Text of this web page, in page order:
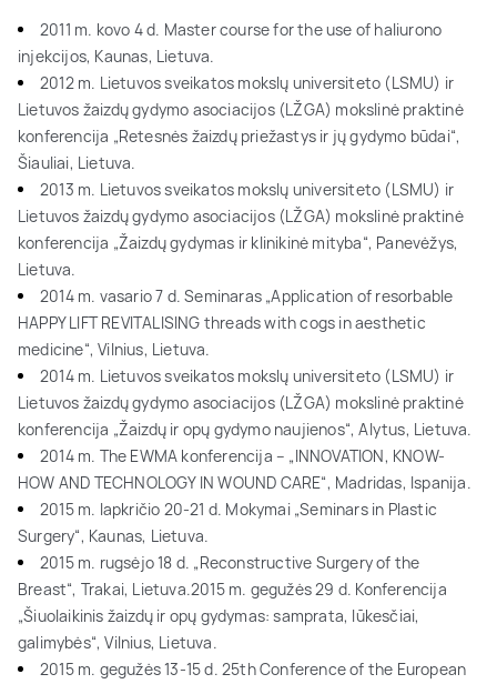
2011 m. kovo 4 d. Master course for the use of haliurono
injekcijos, Kaunas, Lietuva.
2012 m. Lietuvos sveikatos mokslų universiteto (LSMU) ir
Lietuvos žaizdų gydymo asociacijos (LŽGA) mokslinė praktinė
konferencija „Retesnės žaizdų priežastys ir jų gydymo būdai“,
Šiauliai, Lietuva.
2013 m. Lietuvos sveikatos mokslų universiteto (LSMU) ir
Lietuvos žaizdų gydymo asociacijos (LŽGA) mokslinė praktinė
konferencija „Žaizdų gydymas ir klinikinė mityba“, Panevėžys,
Lietuva.
2014 m. vasario 7 d. Seminaras „Application of resorbable
HAPPY LIFT REVITALISING threads with cogs in aesthetic
medicine“, Vilnius, Lietuva.
2014 m. Lietuvos sveikatos mokslų universiteto (LSMU) ir
Lietuvos žaizdų gydymo asociacijos (LŽGA) mokslinė praktinė
konferencija „Žaizdų ir opų gydymo naujienos“, Alytus, Lietuva.
2014 m. The EWMA konferencija – „INNOVATION, KNOW-
HOW AND TECHNOLOGY IN WOUND CARE“, Madridas, Ispanija.
2015 m. lapkričio 20-21 d. Mokymai „Seminars in Plastic
Surgery“, Kaunas, Lietuva.
2015 m. rugsėjo 18 d. „Reconstructive Surgery of the
Breast“, Trakai, Lietuva.2015 m. gegužės 29 d. Konferencija
„Šiuolaikinis žaizdų ir opų gydymas: samprata, lūkesčiai,
galimybės“, Vilnius, Lietuva.
2015 m. gegužės 13-15 d. 25th Conference of the European